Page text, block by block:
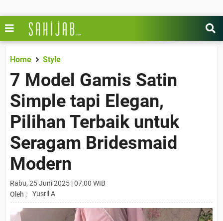
Home Style
7 Model Gamis Satin
Simple tapi Elegan,
Pilihan Terbaik untuk
Seragam Bridesmaid
Modern
Rabu, 25 Juni 2025 | 07:00 WIB
Oleh :
Yusril A